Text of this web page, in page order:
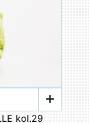
kol.29